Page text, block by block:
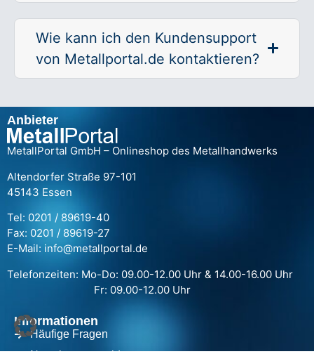
Wie kann ich den Kundensupport
von Metallportal.de kontaktieren?
Anbieter
MetallPortal GmbH – Onlineshop des Metallhandwerks
Altendorfer Straße 97-101
45143 Essen
Tel: 0201 / 89619-40
Fax: 0201 / 89619-27
E-Mail: info@metallportal.de
Telefonzeiten: Mo-Do: 09.00-12.00 Uhr & 14.00-16.00 Uhr
Fr: 09.00-12.00 Uhr
Informationen
Häufige Fragen